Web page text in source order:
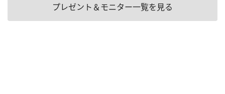
プレゼント＆モニター一覧を見る